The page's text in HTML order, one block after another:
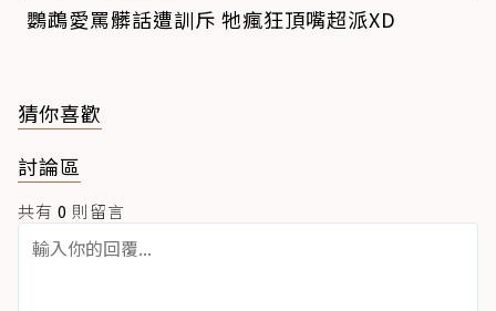
鸚鵡愛罵髒話遭訓斥 牠瘋狂頂嘴超派XD
猜你喜歡
討論區
共有 0 則留言